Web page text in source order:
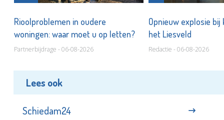
Rioolproblemen in oudere
woningen: waar moet u op letten?
Partnerbijdrage - 06-08-2026
Opnieuw explosie bij
het Liesveld
Redactie - 06-08-2026
Lees ook
Schiedam24